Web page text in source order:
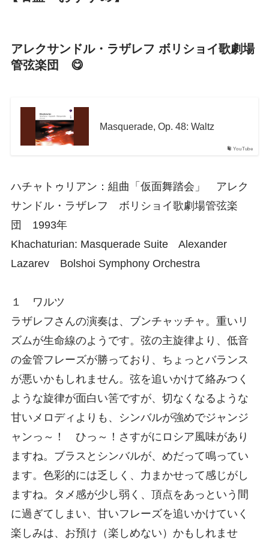
アレクサンドル・ラザレフ ボリショイ歌劇場
管弦楽団 😋
YouTube
Masquerade, Op. 48: Waltz
ハチャトゥリアン：組曲「仮面舞踏会」 アレク
サンドル・ラザレフ ボリショイ歌劇場管弦楽
団 1993年
Khachaturian: Masquerade Suite Alexander
Lazarev Bolshoi Symphony Orchestra
１ ワルツ
ラザレフさんの演奏は、ブンチャッチャ。重いリ
ズムが生命線のようです。弦の主旋律より、低音
の金管フレーズが勝っており、ちょっとバランス
が悪いかもしれません。弦を追いかけて絡みつく
ような旋律が面白い筈ですが、切なくなるような
甘いメロディよりも、シンバルが強めでジャンジ
ャンっ～！ ひっ～！さすがにロシア風味があり
ますね。ブラスとシンバルが、めだって鳴ってい
ます。色彩的には乏しく、力まかせって感じがし
ますね。タメ感が少し弱く、頂点をあっという間
に過ぎてしまい、甘いフレーズを追いかけていく
楽しみは、お預け（楽しめない）かもしれませ